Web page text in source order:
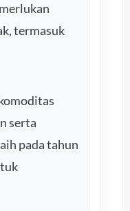
termasuk
serta
pada tahun